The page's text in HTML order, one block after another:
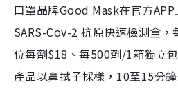
口罩品牌Good Mask在官方
SARS-Cov-2 抗原快速檢測盒
位每劑$18、每500劑/1箱獨立
產品以鼻拭子採樣，10至15分鐘